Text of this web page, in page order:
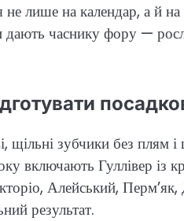
лише на календар, а й
дають часнику фору —
щільні зубчики без плям
включають Гуллівер із
Алейський,
результат.